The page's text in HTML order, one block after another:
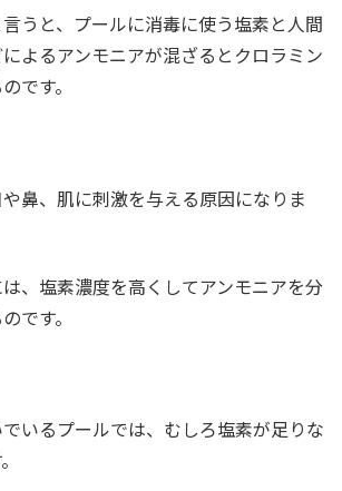
うと、プールに消毒に使う塩素と人間
よるアンモニアが混ざるとクロラミン
です。
鼻、肌に刺激を与える原因になりま
、塩素濃度を高くしてアンモニアを分
です。
いるプールでは、むしろ塩素が足りな